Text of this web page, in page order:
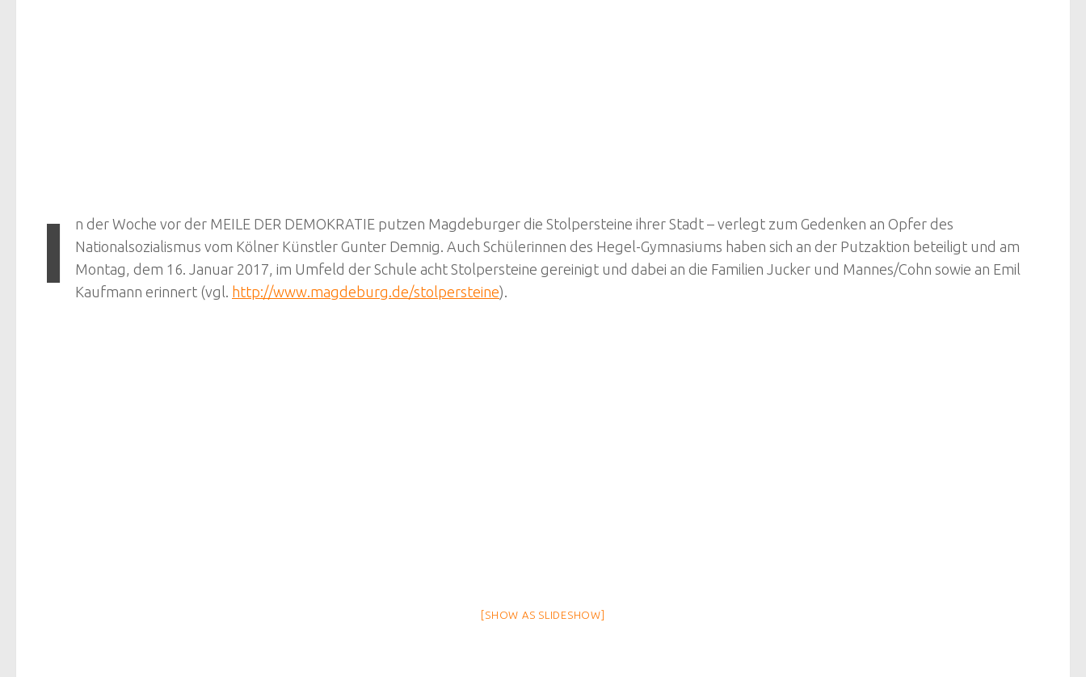
I
n der Woche vor der MEILE DER DEMOKRATIE putzen Magdeburger die Stolpersteine ihrer Stadt – verlegt zum Gedenken an Opfer des
Nationalsozialismus vom Kölner Künstler Gunter Demnig. Auch Schülerinnen des Hegel-Gymnasiums haben sich an der Putzaktion beteiligt und am
Montag, dem 16. Januar 2017, im Umfeld der Schule acht Stolpersteine gereinigt und dabei an die Familien Jucker und Mannes/Cohn sowie an Emil
Kaufmann erinnert (vgl. http://www.magdeburg.de/stolpersteine).
[SHOW AS SLIDESHOW]